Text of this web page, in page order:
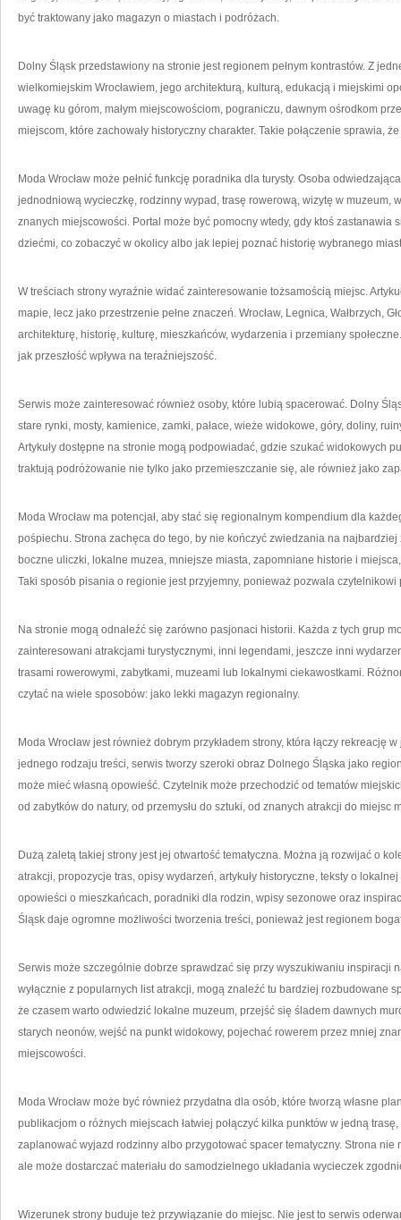
być traktowany jako magazyn o miastach i podróżach.
Dolny Śląsk przedstawiony na stronie jest regionem pełnym kontrastów. Z
wielkomiejskim Wrocławiem, jego architekturą, kulturą, edukacją i miejskimi
uwagę ku górom, małym miejscowościom, pograniczu, dawnym ośrodkom
miejscom, które zachowały historyczny charakter. Takie połączenie sprawia,
Moda Wrocław może pełnić funkcję poradnika dla turysty. Osoba
jednodniową wycieczkę, rodzinny wypad, trasę rowerową, wizytę w muzeum,
znanych miejscowości. Portal może być pomocny wtedy, gdy ktoś zastanawia
dziećmi, co zobaczyć w okolicy albo jak lepiej poznać historię wybranego
W treściach strony wyraźnie widać zainteresowanie tożsamością miejsc.
mapie, lecz jako przestrzenie pełne znaczeń. Wrocław, Legnica, Wałbrzych,
architekturę, historię, kulturę, mieszkańców, wydarzenia i przemiany
jak przeszłość wpływa na teraźniejszość.
Serwis może zainteresować również osoby, które lubią spacerować. Dolny
stare rynki, mosty, kamienice, zamki, pałace, wieże widokowe, góry, doliny,
Artykuły dostępne na stronie mogą podpowiadać, gdzie szukać widokowych
traktują podróżowanie nie tylko jako przemieszczanie się, ale również jako
Moda Wrocław ma potencjał, aby stać się regionalnym kompendium dla
pośpiechu. Strona zachęca do tego, by nie kończyć zwiedzania na
boczne uliczki, lokalne muzea, mniejsze miasta, zapomniane historie i
Taki sposób pisania o regionie jest przyjemny, ponieważ pozwala
Na stronie mogą odnaleźć się zarówno pasjonaci historii. Każda z tych grup
zainteresowani atrakcjami turystycznymi, inni legendami, jeszcze inni
trasami rowerowymi, zabytkami, muzeami lub lokalnymi ciekawostkami.
czytać na wiele sposobów: jako lekki magazyn regionalny.
Moda Wrocław jest również dobrym przykładem strony, która łączy rekreację
jednego rodzaju treści, serwis tworzy szeroki obraz Dolnego Śląska jako
może mieć własną opowieść. Czytelnik może przechodzić od tematów
od zabytków do natury, od przemysłu do sztuki, od znanych atrakcji do miejsc
Dużą zaletą takiej strony jest jej otwartość tematyczna. Można ją rozwijać o
atrakcji, propozycje tras, opisy wydarzeń, artykuły historyczne, teksty o
opowieści o mieszkańcach, poradniki dla rodzin, wpisy sezonowe oraz
Śląsk daje ogromne możliwości tworzenia treści, ponieważ jest regionem
Serwis może szczególnie dobrze sprawdzać się przy wyszukiwaniu inspiracji
wyłącznie z popularnych list atrakcji, mogą znaleźć tu bardziej rozbudowane
że czasem warto odwiedzić lokalne muzeum, przejść się śladem dawnych
starych neonów, wejść na punkt widokowy, pojechać rowerem przez mniej
miejscowości.
Moda Wrocław może być również przydatna dla osób, które tworzą własne
publikacjom o różnych miejscach łatwiej połączyć kilka punktów w jedną
zaplanować wyjazd rodzinny albo przygotować spacer tematyczny. Strona
ale może dostarczać materiału do samodzielnego układania wycieczek
Wizerunek strony buduje też przywiązanie do miejsc. Nie jest to serwis